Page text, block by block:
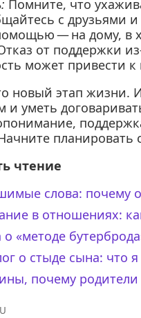
Помните, что
с друзьями
— на дому, в
от поддержки
может привести
новый этап жизни.
и уметь
чтение
слова: почему
в отношениях:
о «методе
о стыде сына: что
почему родители